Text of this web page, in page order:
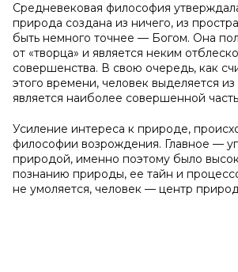
Средневековая философия
природа создана из ничего, из
быть немного точнее — Богом. Она
от «творца» и является неким
совершенства. В свою очередь, как
этого времени, человек выделяется
является наиболее совершенной
Усиление интереса к природе,
философии возрождения. Главное —
природой, именно поэтому было
познанию природы, ее тайн и
не умоляется, человек — центр